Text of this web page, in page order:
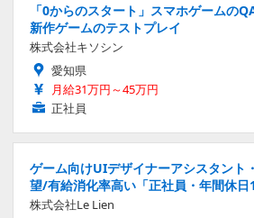
「0からのスタート」スマホゲームの
新作ゲームのテストプレイ
株式会社キソシン
愛知県
月給31万円～45万円
正社員
ゲーム向けUIデザイナーアシスタント
望/有給消化率高い「正社員・年間休日
株式会社Le Lien